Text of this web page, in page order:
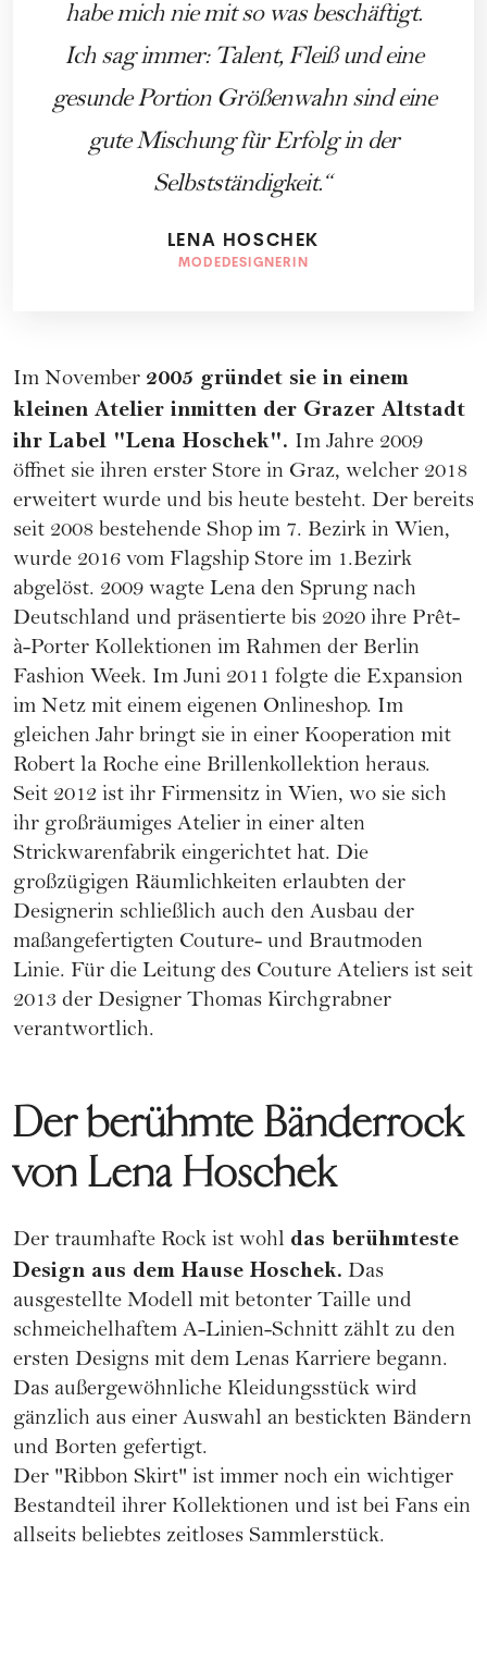
habe mich nie mit so was beschäftigt.
Ich sag immer: Talent, Fleiß und eine
gesunde Portion Größenwahn sind eine
gute Mischung für Erfolg in der
Selbstständigkeit.
LENA HOSCHEK
MODEDESIGNERIN
Im November 2005 gründet sie in einem
kleinen Atelier inmitten der Grazer Altstadt
ihr Label "Lena Hoschek". Im Jahre 2009
öffnet sie ihren erster Store in Graz, welcher 2018
erweitert wurde und bis heute besteht. Der bereits
seit 2008 bestehende Shop im 7. Bezirk in Wien,
wurde 2016 vom Flagship Store im 1.Bezirk
abgelöst. 2009 wagte Lena den Sprung nach
Deutschland und präsentierte bis 2020 ihre Prêt-
à-Porter Kollektionen im Rahmen der Berlin
Fashion Week. Im Juni 2011 folgte die Expansion
im Netz mit einem eigenen Onlineshop. Im
gleichen Jahr bringt sie in einer Kooperation mit
Robert la Roche eine Brillenkollektion heraus.
Seit 2012 ist ihr Firmensitz in Wien, wo sie sich
ihr großräumiges Atelier in einer alten
Strickwarenfabrik eingerichtet hat. Die
großzügigen Räumlichkeiten erlaubten der
Designerin schließlich auch den Ausbau der
maßangefertigten Couture- und Brautmoden
Linie. Für die Leitung des Couture Ateliers ist seit
2013 der Designer Thomas Kirchgrabner
verantwortlich.
Der berühmte Bänderrock
von Lena Hoschek
Der traumhafte Rock ist wohl das berühmteste
Design aus dem Hause Hoschek. Das
ausgestellte Modell mit betonter Taille und
schmeichelhaftem A-Linien-Schnitt zählt zu den
ersten Designs mit dem Lenas Karriere begann.
Das außergewöhnliche Kleidungsstück wird
gänzlich aus einer Auswahl an bestickten Bändern
und Borten gefertigt.
Der "Ribbon Skirt" ist immer noch ein wichtiger
Bestandteil ihrer Kollektionen und ist bei Fans ein
allseits beliebtes zeitloses Sammlerstück.